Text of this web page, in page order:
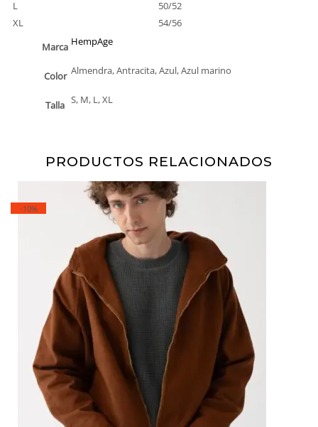
L
50/52
XL
54/56
Marca HempAge
Color Almendra, Antracita, Azul, Azul marino
Talla S, M, L, XL
PRODUCTOS RELACIONADOS
-10%